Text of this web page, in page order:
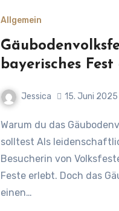
Allgemein
bayerisches
Jessica 15. Juni 2025
Warum du das Gäubodenvolksfest 2025 nicht verpassen
solltest Als
Besucherin von
Feste erlebt. Doch das
einen…